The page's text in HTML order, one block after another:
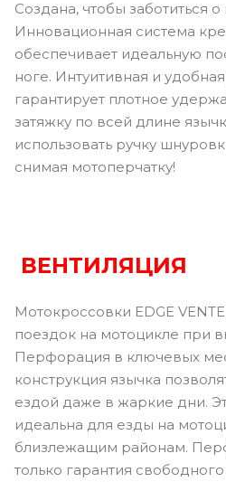
Создана, чтобы заботиться
Инновационная система
обеспечивает идеальную
ноге. Интуитивная и
гарантирует плотное
затяжку по всей длине
использовать ручку
снимая мотоперчатку!
ВЕНТИЛЯЦИЯ
Мотокроссовки EDGE
поездок на мотоцикле при
Перфорация в ключевых
конструкция язычка
ездой даже в жаркие дни.
идеальна для езды на
близлежащим районам.
только гарантия